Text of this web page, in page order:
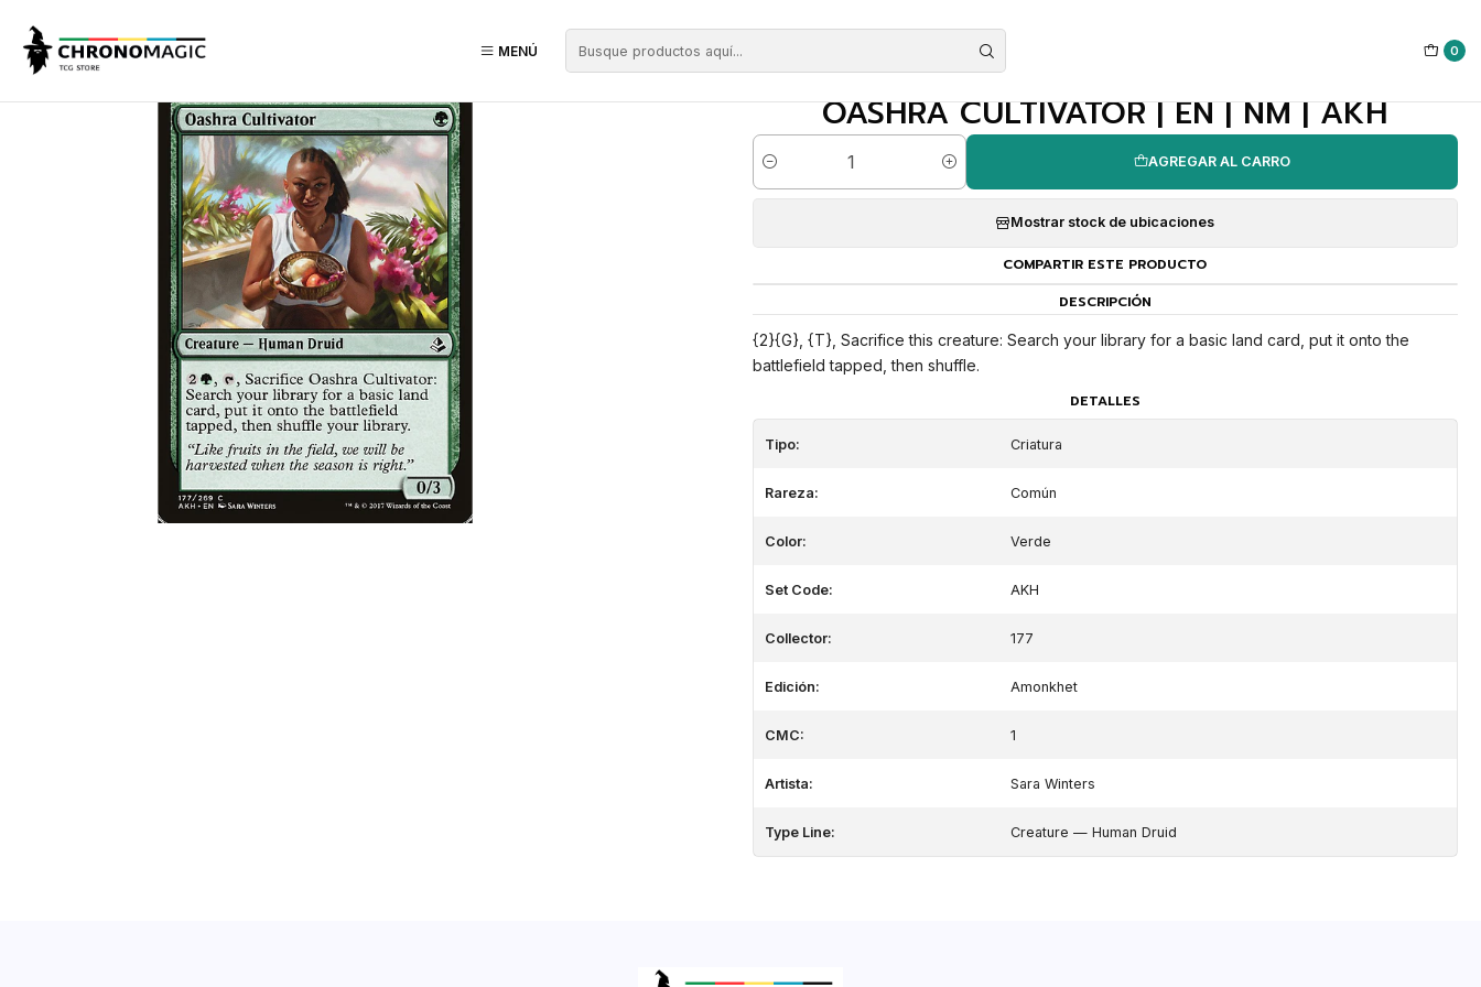
MENÚ 0
OASHRA CULTIVATOR | EN | NM | AKH
Cantidad
AGREGAR AL CARRO
Mostrar stock de ubicaciones
COMPARTIR ESTE PRODUCTO
DESCRIPCIÓN
{2}{G}, {T}, Sacrifice this creature: Search your library for a basic land card, put it onto the
battlefield tapped, then shuffle.
DETALLES
Tipo: Criatura
Rareza: Común
Color: Verde
Set Code: AKH
Collector: 177
Edición: Amonkhet
CMC: 1
Artista: Sara Winters
Type Line: Creature — Human Druid